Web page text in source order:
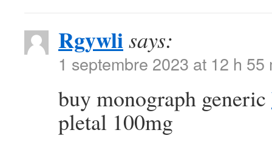
Rgywlisays:
1 septembre 2023 at 12 h 55
buy monograph generic
pletal 100mg